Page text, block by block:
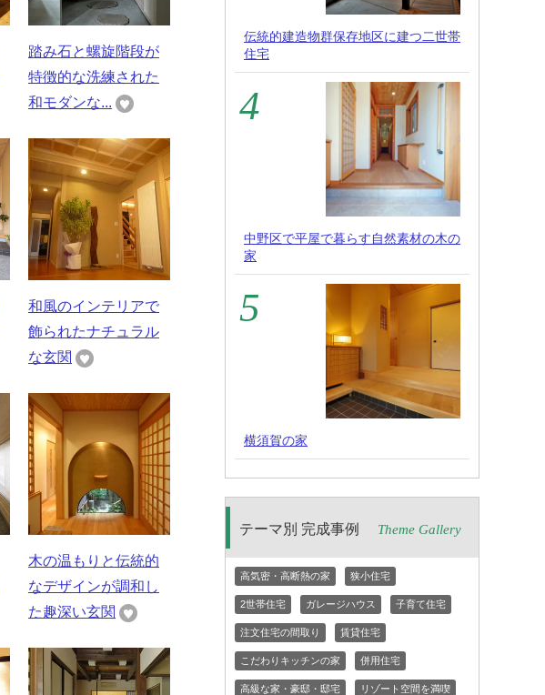
踏み石と螺旋階段が
特徴的な洗練された
和モダンな...
和風のインテリアで
飾られたナチュラル
な玄関
木の温もりと伝統的
なデザインが調和し
た趣深い玄関
伝統的建造物群保存地区に建つ二世帯
住宅
中野区で平屋で暮らす自然素材の木の
家
横須賀の家
テーマ別 完成事例 Theme Gallery
高気密・高断熱の家 狭小住宅
2世帯住宅 ガレージハウス 子育て住宅
注文住宅の間取り 賃貸住宅
こだわりキッチンの家 併用住宅
高級な家・豪邸・邸宅 リゾート空間を満喫